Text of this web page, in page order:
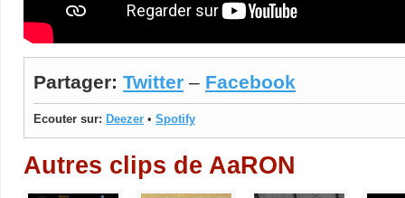
Partager: Twitter – Facebook
Ecouter sur: Deezer • Spotify
Autres clips de AaRON